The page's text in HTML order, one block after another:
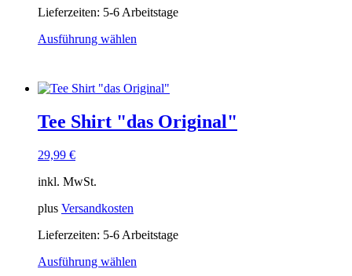
Lieferzeiten: 5-6 Arbeitstage
Ausführung wählen
weist
mehrere
auf.
Optionen
können
auf
Produktseite
werden
Tee Shirt "das Original"
29,99 €
inkl. MwSt.
plus Versandkosten
Lieferzeiten: 5-6 Arbeitstage
Ausführung wählen